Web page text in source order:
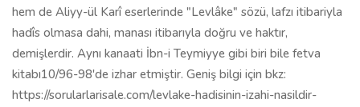
hem de Aliyy-ül Karî eserlerinde "Levlâke" sözü, lafzı itibariyla
hadîs olmasa dahi, manası itibarıyla doğru ve haktır,
demişlerdir. Aynı kanaati İbn-i Teymiyye gibi biri bile fetva
kitabı10/96-98'de izhar etmiştir. Geniş bilgi için bkz:
https://sorularlarisale.com/levlake-hadisinin-izahi-nasildir-